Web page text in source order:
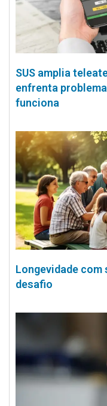
SUS amplia
enfrenta
funciona
Longevidade com
desafio